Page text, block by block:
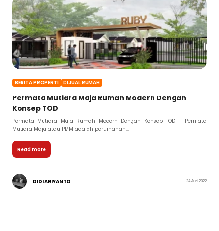
BERITA PROPERTI DIJUAL RUMAH
Permata Mutiara Maja Rumah Modern Dengan
Konsep TOD
Permata Mutiara Maja Rumah Modern Dengan Konsep TOD – Permata
Mutiara Maja atau PMM adalah perumahan...
Read more
DIDI ARIYANTO 24 Juni 2022